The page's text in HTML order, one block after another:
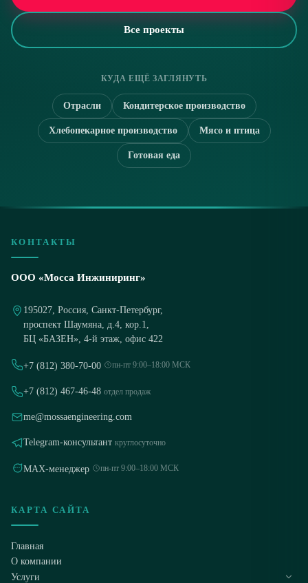
Все проекты
КУДА ЕЩЁ ЗАГЛЯНУТЬ
Отрасли Кондитерское производство
Хлебопекарное производство Мясо и птица
Готовая еда
КОНТАКТЫ
ООО «Мосса Инжиниринг»
195027, Россия, Санкт-Петербург,
проспект Шаумяна, д.4, кор.1,
БЦ «БАЗЕН», 4-й этаж, офис 422
+7 (812) 380-70-00 пн-пт 9:00–18:00 МСК
+7 (812) 467-46-48 отдел продаж
me@mossaengineering.com
Telegram-консультант круглосуточно
MAX-менеджер пн-пт 9:00–18:00 МСК
КАРТА САЙТА
Главная
О компании
Услуги